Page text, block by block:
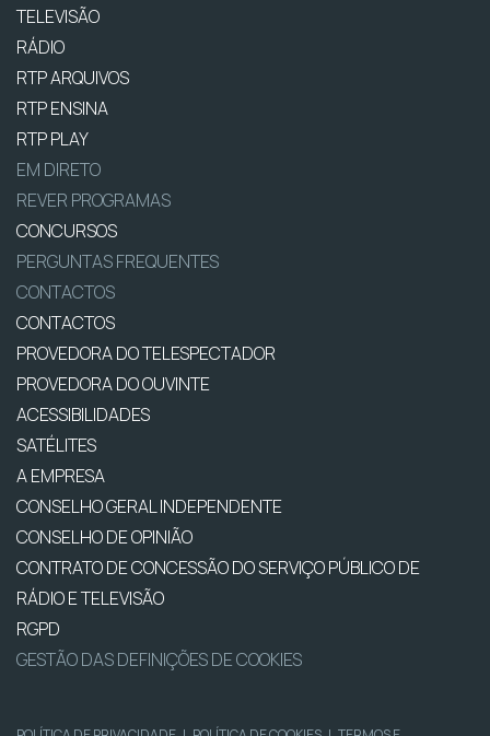
TELEVISÃO
RÁDIO
RTP ARQUIVOS
RTP ENSINA
RTP PLAY
EM DIRETO
REVER PROGRAMAS
CONCURSOS
PERGUNTAS FREQUENTES
CONTACTOS
CONTACTOS
PROVEDORA DO TELESPECTADOR
PROVEDORA DO OUVINTE
ACESSIBILIDADES
SATÉLITES
A EMPRESA
CONSELHO GERAL INDEPENDENTE
CONSELHO DE OPINIÃO
CONTRATO DE CONCESSÃO DO SERVIÇO PÚBLICO DE
RÁDIO E TELEVISÃO
RGPD
GESTÃO DAS DEFINIÇÕES DE COOKIES